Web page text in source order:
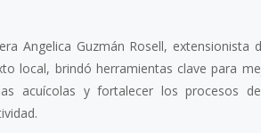
Angelica Guzmán Rosell, extensionista
local, brindó herramientas clave para
acuícolas y fortalecer los procesos